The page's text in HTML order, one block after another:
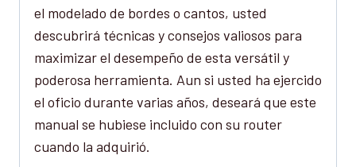
el modelado de bordes o cantos, usted
descubrirá técnicas y consejos valiosos para
maximizar el desempeño de esta versátil y
poderosa herramienta. Aun si usted ha ejercido
el oficio durante varias años, deseará que este
manual se hubiese incluido con su router
cuando la adquirió.